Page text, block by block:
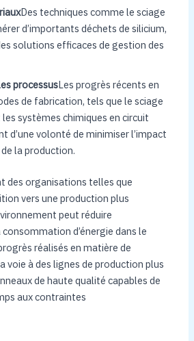
Des techniques comme le sciage
d’importants déchets de silicium,
solutions efficaces de gestion des
processusLes progrès récents en
de fabrication, tels que le sciage
systèmes chimiques en circuit
d’une volonté de minimiser l’impact
la production.
des organisations telles que
vers une production plus
peut réduire
d’énergie dans le
réalisés en matière de
voie à des lignes de production plus
de haute qualité capables de
aux contraintes